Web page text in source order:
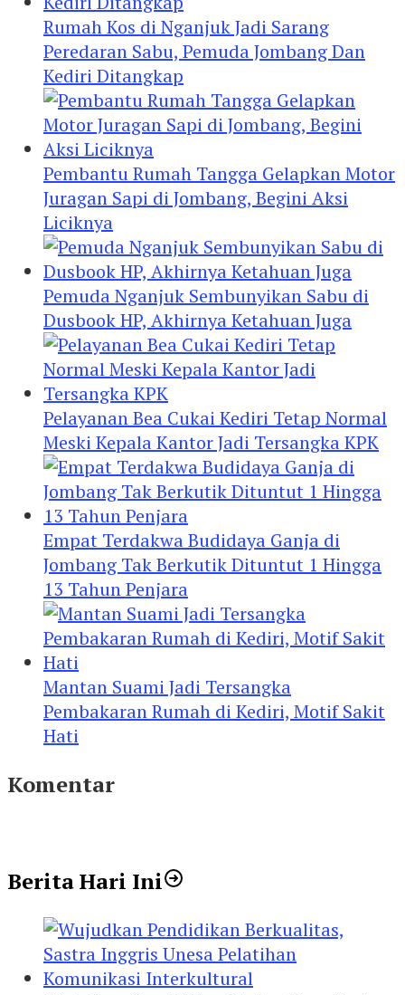
Rumah Kos di Nganjuk Jadi Sarang
Peredaran Sabu, Pemuda Jombang Dan
Kediri Ditangkap
Pembantu Rumah Tangga Gelapkan Motor
Juragan Sapi di Jombang, Begini Aksi
Liciknya
Pemuda Nganjuk Sembunyikan Sabu di
Dusbook HP, Akhirnya Ketahuan Juga
Pelayanan Bea Cukai Kediri Tetap Normal
Meski Kepala Kantor Jadi Tersangka KPK
Empat Terdakwa Budidaya Ganja di
Jombang Tak Berkutik Dituntut 1 Hingga
13 Tahun Penjara
Mantan Suami Jadi Tersangka
Pembakaran Rumah di Kediri, Motif Sakit
Hati
Komentar
Berita Hari Ini